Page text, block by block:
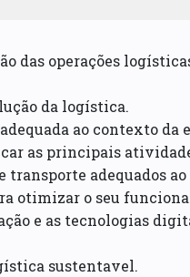
das operações
da logística.
ao contexto da
as principais
adequados
otimizar o seu
e as tecnologias
sustentavel.